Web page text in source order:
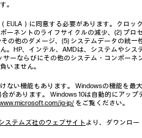
。
）に同意する必要があります。クロッ
ネントのライフサイクルの減少、(2) プ
の他のダメージ、(5) システムデータの統
。HP、インテル、AMDは、システムやシ
ーならびにその他のシステム・コンポー
いません。
い機能もあります。 Windowsの機能を
があります。 Windows 10は自動的にアッ
ja-jp/ をご覧ください。
ステムズ社のウェブサイト より、ダウンロー